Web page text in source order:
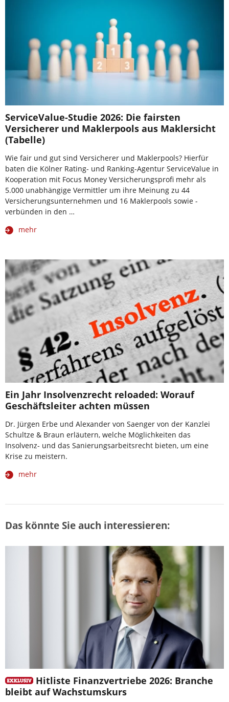
ServiceValue-Studie 2026: Die fairsten
Versicherer und Maklerpools aus Maklersicht
(Tabelle)
Wie fair und gut sind Versicherer und Maklerpools? Hierfür
baten die Kölner Rating- und Ranking-Agentur ServiceValue in
Kooperation mit Focus Money Versicherungsprofi mehr als
5.000 unabhängige Vermittler um ihre Meinung zu 44
Versicherungsunternehmen und 16 Maklerpools sowie -
verbünden in den …
mehr
Ein Jahr Insolvenzrecht reloaded: Worauf
Geschäftsleiter achten müssen
Dr. Jürgen Erbe und Alexander von Saenger von der Kanzlei
Schultze & Braun erläutern, welche Möglichkeiten das
Insolvenz- und das Sanierungsarbeitsrecht bieten, um eine
Krise zu meistern.
mehr
Das könnte Sie auch interessieren:
Hitliste Finanzvertriebe 2026: Branche
bleibt auf Wachstumskurs